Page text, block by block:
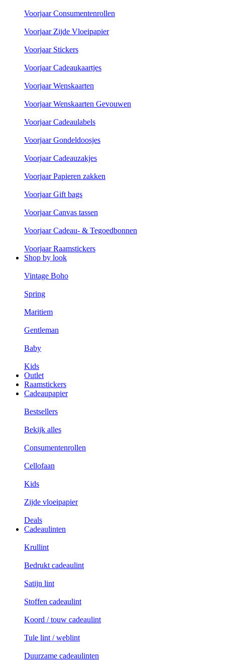
Voorjaar Consumentenrollen
Voorjaar Zijde Vloeipapier
Voorjaar Stickers
Voorjaar Cadeaukaartjes
Voorjaar Wenskaarten
Voorjaar Wenskaarten Gevouwen
Voorjaar Cadeaulabels
Voorjaar Gondeldoosjes
Voorjaar Cadeauzakjes
Voorjaar Papieren zakken
Voorjaar Gift bags
Voorjaar Canvas tassen
Voorjaar Cadeau- & Tegoedbonnen
Voorjaar Raamstickers
Shop by look
Vintage Boho
Spring
Maritiem
Gentleman
Baby
Kids
Outlet
Raamstickers
Cadeaupapier
Bestsellers
Bekijk alles
Consumentenrollen
Cellofaan
Kids
Zijde vloeipapier
Deals
Cadeaulinten
Krullint
Bedrukt cadeaulint
Satijn lint
Stoffen cadeaulint
Koord / touw cadeaulint
Tule lint / weblint
Duurzame cadeaulinten